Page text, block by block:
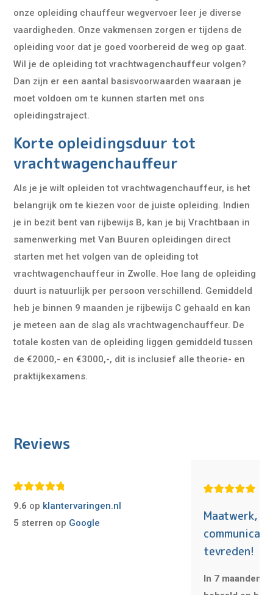
onze opleiding chauffeur wegvervoer leer je diverse
vaardigheden. Onze vakmensen zorgen er tijdens de
opleiding voor dat je goed voorbereid de weg op gaat.
Wil je de opleiding tot vrachtwagenchauffeur volgen?
Dan zijn er een aantal basisvoorwaarden waaraan je
moet voldoen om te kunnen starten met ons
opleidingstraject.
Korte opleidingsduur tot
vrachtwagenchauffeur
Als je je wilt opleiden tot vrachtwagenchauffeur, is het
belangrijk om te kiezen voor de juiste opleiding. Indien
je in bezit bent van rijbewijs B, kan je bij Vrachtbaan in
samenwerking met Van Buuren opleidingen direct
starten met het volgen van de opleiding tot
vrachtwagenchauffeur in Zwolle. Hoe lang de opleiding
duurt is natuurlijk per persoon verschillend. Gemiddeld
heb je binnen 9 maanden je rijbewijs C gehaald en kan
je meteen aan de slag als vrachtwagenchauffeur. De
totale kosten van de opleiding liggen gemiddeld tussen
de €2000,- en €3000,-, dit is inclusief alle theorie- en
praktijkexamens.
Reviews
9.6 op klantervaringen.nl
5 sterren op Google
Maatwerk,
tevreden!
In 7 maanden